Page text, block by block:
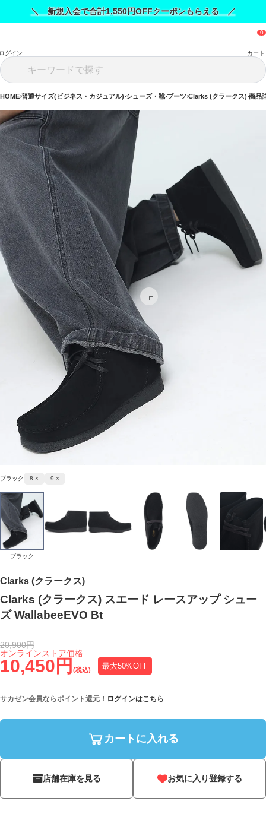
＼ 新規入会で合計1,550円OFFクーポンもらえる ／
グイン カート
HOME 普通サイズ(ビジネス・カジュアル) シューズ・靴 ブーツ Clarks (クラークス) 商品
Clarks (クラークス)
Clarks (クラークス) スエード レースアップ シュー
ズ WallabeeEVO Bt
10,450円 (税込) 最大50%OFF
オンラインストア価格
20,900円
サカゼン会員ならポイント還元！ ログインはこちら
カートに入れる
店舗在庫を見る お気に入り登録する
ブラック 8 × 9 ×
ブラック